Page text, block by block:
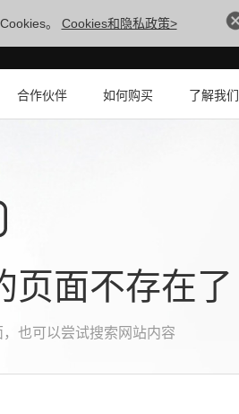
。 Cookies和隐私政策>
合作伙伴 如何购买 了解我们
页面不存在了
也可以尝试搜索网站内容